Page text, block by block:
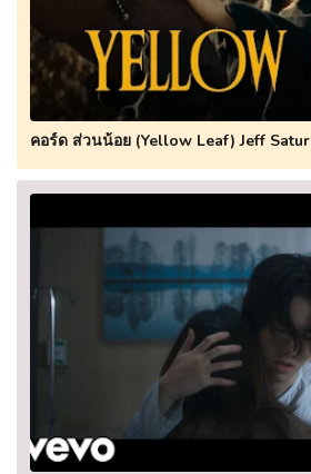
คอร์ด ส่วนน้อย (Yellow Leaf) Jeff Satur